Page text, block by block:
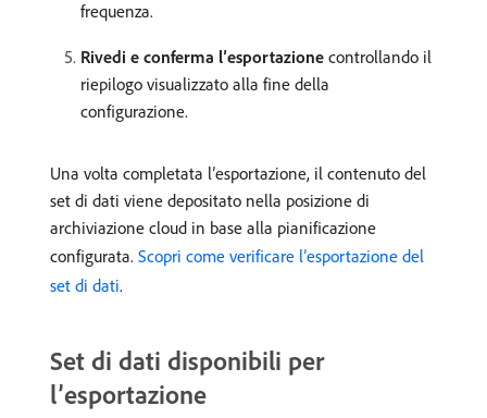
frequenza.
Rivedi e conferma l’esportazione controllando il
riepilogo visualizzato alla fine della
configurazione.
Una volta completata l’esportazione, il contenuto del
set di dati viene depositato nella posizione di
archiviazione cloud in base alla pianificazione
configurata. Scopri come verificare l’esportazione del
set di dati.
Set di dati disponibili per
l’esportazione